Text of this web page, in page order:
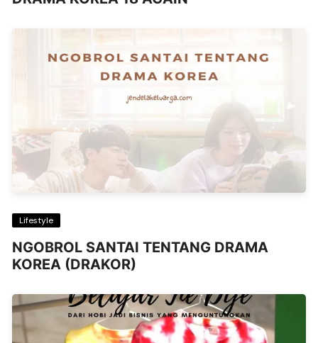
Lifestyle
NGOBROL SANTAI TENTANG DRAMA
KOREA (DRAKOR)